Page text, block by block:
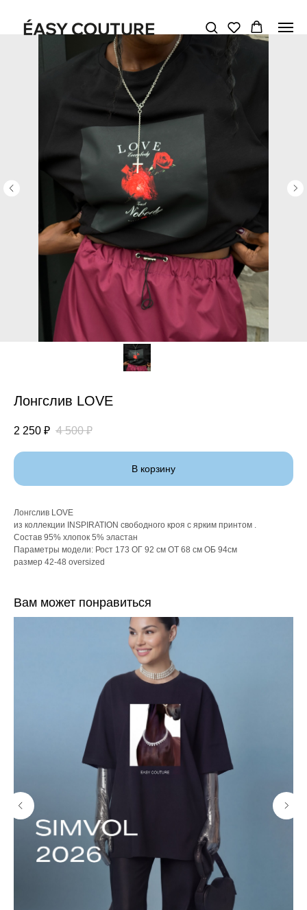
Лонгслив LOVE
2 250 ₽ 4 500 ₽
В корзину
Лонгслив LOVE
из коллекции INSPIRATION свободного кроя с ярким принтом .
Состав 95% хлопок 5% эластан
Параметры модели: Рост 173 ОГ 92 см ОТ 68 см ОБ 94см
размер 42-48 oversized
Вам может понравиться